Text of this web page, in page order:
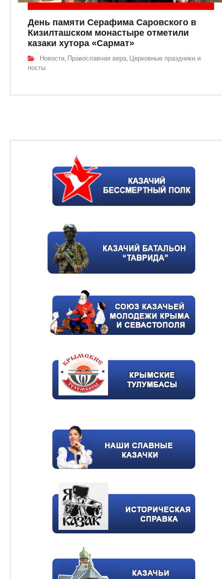
День памяти Серафима Саровского в
Кизилташском монастыре отметили
казаки хутора «Сармат»
Новости Православная вера Церковные праздники и
посты